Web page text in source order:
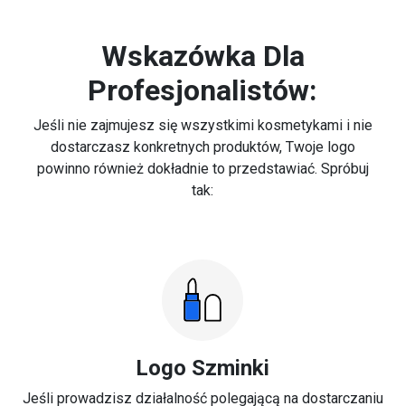
Wskazówka Dla
Profesjonalistów:
Jeśli nie zajmujesz się wszystkimi kosmetykami i nie
dostarczasz konkretnych produktów, Twoje logo
powinno również dokładnie to przedstawiać. Spróbuj
tak:
Logo Szminki
Jeśli prowadzisz działalność polegającą na dostarczaniu